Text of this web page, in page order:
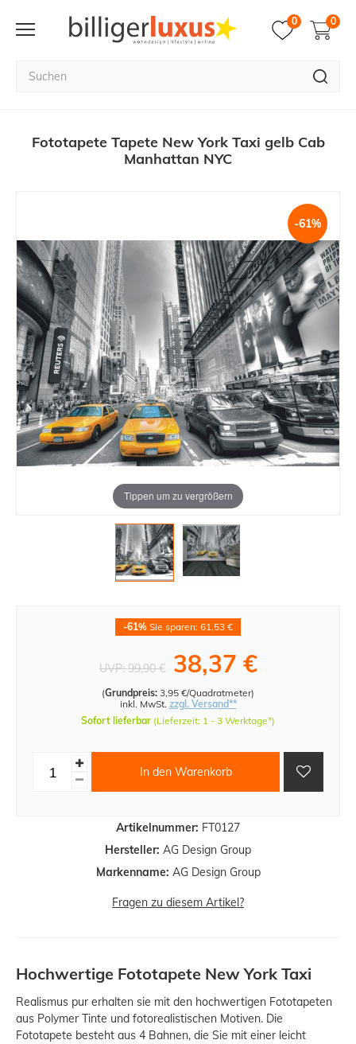
0 0
Fototapete Tapete New York Taxi gelb Cab
Manhattan NYC
Tippen um zu vergrößern
-61%
Artikelnummer: FT0127
Hersteller: AG Design Group
Markenname: AG Design Group
-61% Sie sparen: 61,53 €
UVP:99,90 € 38,37 €
(Grundpreis: 3,95 €/Quadratmeter)
inkl. MwSt. zzgl. Versand**
Sofort lieferbar (Lieferzeit: 1 - 3 Werktage*)
In den Warenkorb
Fragen zu diesem Artikel?
Hochwertige Fototapete New York Taxi
Realismus pur erhalten sie mit den hochwertigen Fototapeten
aus Polymer Tinte und fotorealistischen Motiven. Die
Fototapete besteht aus 4 Bahnen, die Sie mit einer leicht